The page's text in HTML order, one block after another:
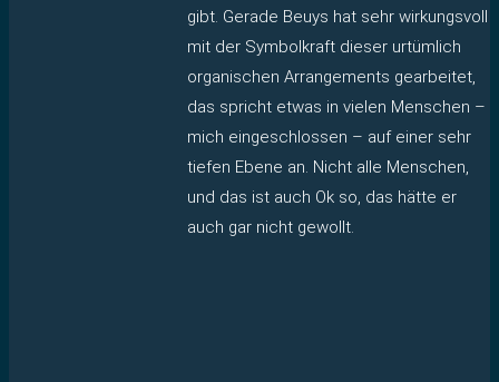
gibt. Gerade Beuys hat sehr wirkungsvoll
mit der Symbolkraft dieser urtümlich
organischen Arrangements gearbeitet,
das spricht etwas in vielen Menschen –
mich eingeschlossen – auf einer sehr
tiefen Ebene an. Nicht alle Menschen,
und das ist auch Ok so, das hätte er
auch gar nicht gewollt.